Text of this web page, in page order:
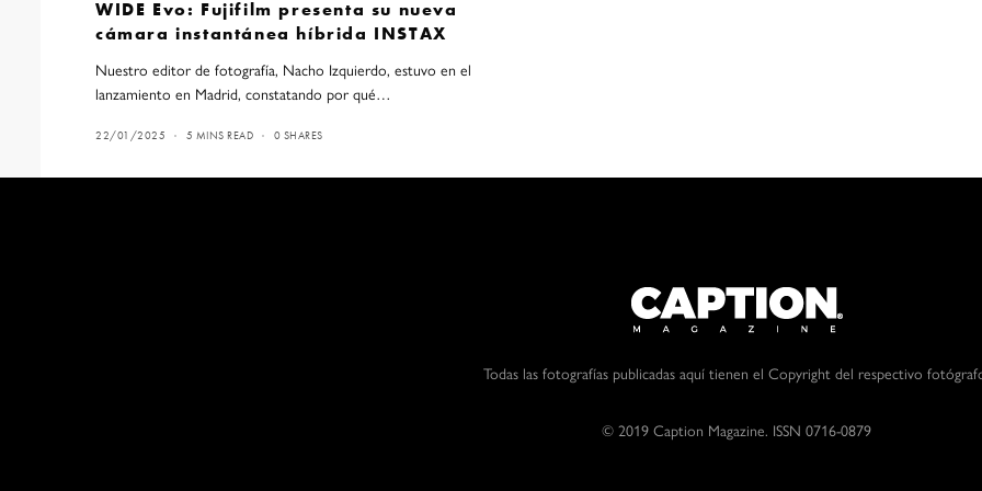
WIDE Evo: Fujifilm presenta su nueva
cámara instantánea híbrida INSTAX
Nuestro editor de fotografía, Nacho Izquierdo, estuvo en el
lanzamiento en Madrid, constatando por qué…
22/01/2025 5 MINS READ 0 SHARES
Todas las fotografías publicadas aquí tienen el Copyright del respectivo
© 2019 Caption Magazine. ISSN 0716-0879